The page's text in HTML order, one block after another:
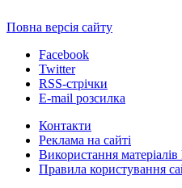
Повна версія сайту
Facebook
Twitter
RSS-стрічки
E-mail розсилка
Контакти
Реклама на сайті
Використання
Правила користування